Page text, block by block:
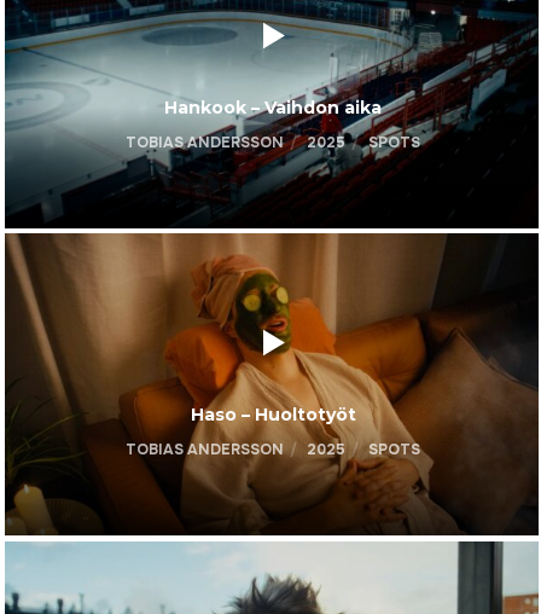
Hankook – Vaihdon aika
TOBIAS ANDERSSON 2025 SPOTS
Haso – Huoltotyöt
TOBIAS ANDERSSON 2025 SPOTS